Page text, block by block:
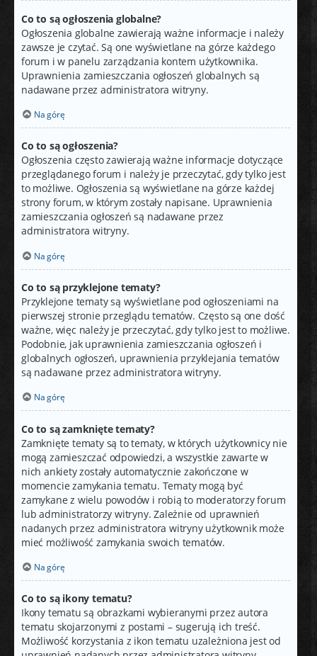
Co to są ogłoszenia globalne?
Ogłoszenia globalne zawierają ważne informacje i należy
zawsze je czytać. Są one wyświetlane na górze każdego
forum i w panelu zarządzania kontem użytkownika.
Uprawnienia zamieszczania ogłoszeń globalnych są
nadawane przez administratora witryny.
Na górę
Co to są ogłoszenia?
Ogłoszenia często zawierają ważne informacje dotyczące
przeglądanego forum i należy je przeczytać, gdy tylko jest
to możliwe. Ogłoszenia są wyświetlane na górze każdej
strony forum, w którym zostały napisane. Uprawnienia
zamieszczania ogłoszeń są nadawane przez
administratora witryny.
Na górę
Co to są przyklejone tematy?
Przyklejone tematy są wyświetlane pod ogłoszeniami na
pierwszej stronie przeglądu tematów. Często są one dość
ważne, więc należy je przeczytać, gdy tylko jest to możliwe.
Podobnie, jak uprawnienia zamieszczania ogłoszeń i
globalnych ogłoszeń, uprawnienia przyklejania tematów
są nadawane przez administratora witryny.
Na górę
Co to są zamknięte tematy?
Zamknięte tematy są to tematy, w których użytkownicy nie
mogą zamieszczać odpowiedzi, a wszystkie zawarte w
nich ankiety zostały automatycznie zakończone w
momencie zamykania tematu. Tematy mogą być
zamykane z wielu powodów i robią to moderatorzy forum
lub administratorzy witryny. Zależnie od uprawnień
nadanych przez administratora witryny użytkownik może
mieć możliwość zamykania swoich tematów.
Na górę
Co to są ikony tematu?
Ikony tematu są obrazkami wybieranymi przez autora
tematu skojarzonymi z postami – sugerują ich treść.
Możliwość korzystania z ikon tematu uzależniona jest od